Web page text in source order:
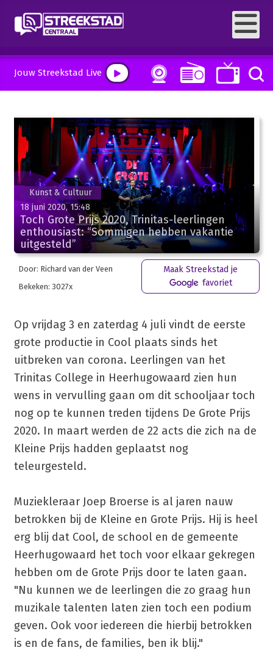
Jouw Streekstad Live
Kunst & Cultuur
18 juni 2020, 15:48
Toch Grote Prijs 2020, Trinitas-leerlingen
enthousiast: “Sommigen hebben vakantie
uitgesteld”
Door: Richard van der Veen
Bekeken: 3027x
Maak Streekstad je
favoriet
Op vrijdag 3 en zaterdag 4 juli vindt de eerste
grote productie in Cool plaats sinds het
uitbreken van corona. Leerlingen van het
Trinitas College in Heerhugowaard zien hun
wens in vervulling gaan om dit schooljaar toch
nog op te kunnen treden tijdens De Grote Prijs
2020. In maart werden de 22 acts die zich na de
Kleine Prijs hadden geplaatst nog
teleurgesteld.
Muziekleraar Joep Broerse is al jaren nauw
betrokken bij de Kleine en Grote Prijs. Hij is heel
erg blij dat Cool, de school en de gemeente
Heerhugowaard het toch voor elkaar gekregen
hebben om de Grote Prijs door te laten gaan.
"Nu kunnen we de leerlingen die zo graag hun
muzikale talenten laten zien toch een podium
geven. Ook voor iedereen die hierbij betrokken
is en de fans, de families, ben ik blij."